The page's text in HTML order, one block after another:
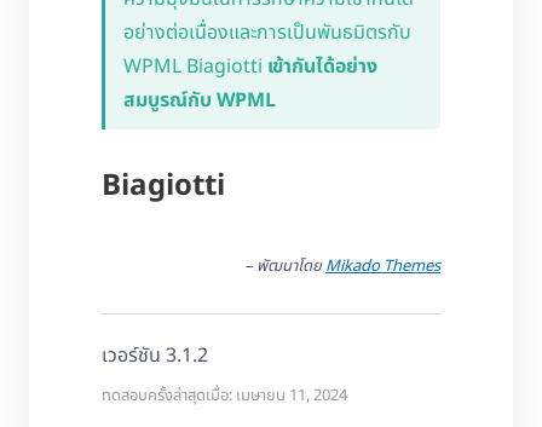
อย่างต่อเนื่องและการเป็นพันธมิตรกับ
WPML Biagiotti เข้ากันได้อย่าง
สมบูรณ์กับ WPML
Biagiotti
– พัฒนาโดยMikado Themes
เวอร์ชัน 3.1.2
ทดสอบครั้งล่าสุดเมื่อ: เมษายน 11, 2024